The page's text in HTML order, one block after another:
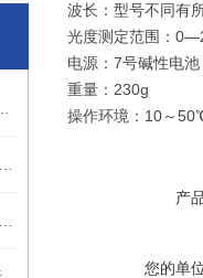
波长：型号不同有
光度测定范围：
电源：7号碱性电池
重量：230g
操作环境：10～
产
您的单